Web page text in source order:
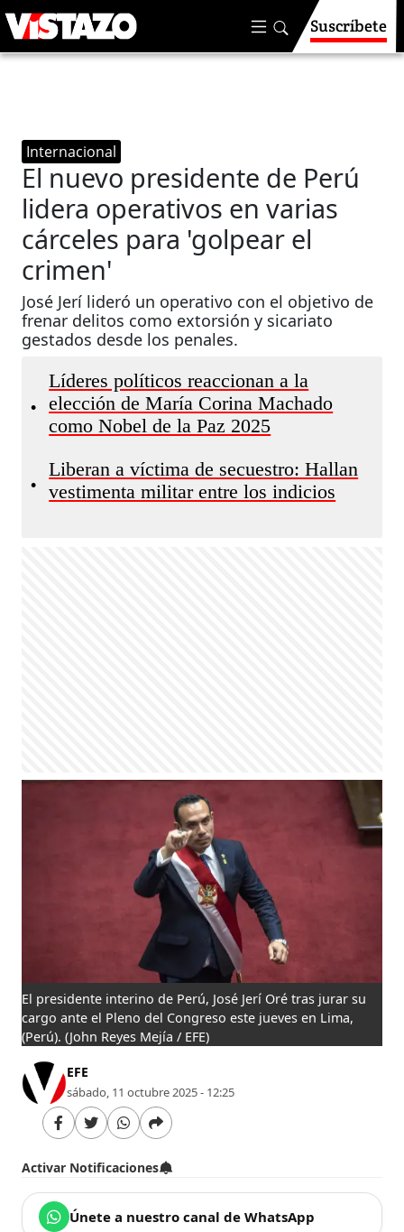
Suscríbete
Internacional
El nuevo presidente de Perú
lidera operativos en varias
cárceles para 'golpear el
crimen'
José Jerí lideró un operativo con el objetivo de
frenar delitos como extorsión y sicariato
gestados desde los penales.
•
Líderes políticos reaccionan a la
elección de María Corina Machado
como Nobel de la Paz 2025
•
Liberan a víctima de secuestro: Hallan
vestimenta militar entre los indicios
El presidente interino de Perú, José Jerí Oré tras jurar su
cargo ante el Pleno del Congreso este jueves en Lima,
(Perú). (John Reyes Mejía / EFE)
EFE
sábado, 11 octubre 2025 - 12:25
Activar Notificaciones
Únete a nuestro canal de WhatsApp